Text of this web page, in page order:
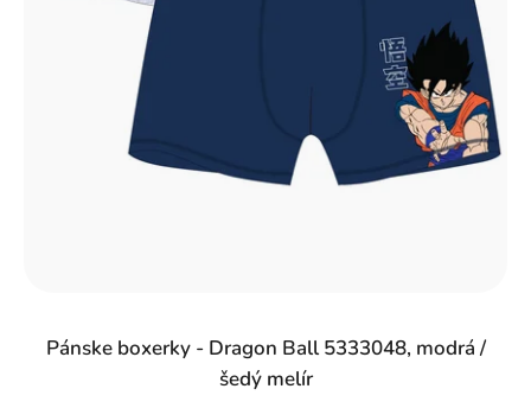
Pánske boxerky - Dragon Ball 5333048, modrá /
šedý melír